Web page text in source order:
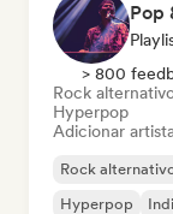
Pop
> 800
Rock
Hyperpop
Adicionar
Rock
Hyperpop